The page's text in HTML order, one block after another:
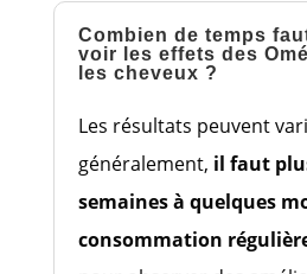
Combien de temps
voir les effets des
les cheveux ?
Les résultats peuvent
généralement, il faut
semaines à quelques
consommation